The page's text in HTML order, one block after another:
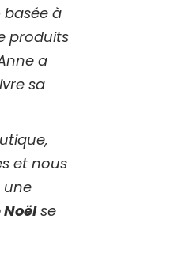
basée à
produits
a
sa
et nous
une
Noëlse